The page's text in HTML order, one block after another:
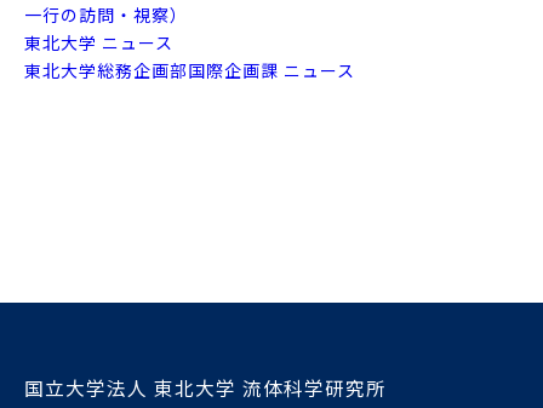
一行の訪問・視察）
東北大学 ニュース
東北大学総務企画部国際企画課 ニュース
国立大学法人 東北大学 流体科学研究所